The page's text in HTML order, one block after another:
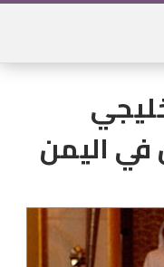
في اليمن